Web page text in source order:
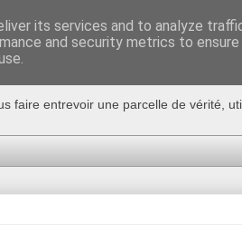
faire entrevoir une parcelle de vérité,
its services and to analyze
and security metrics to